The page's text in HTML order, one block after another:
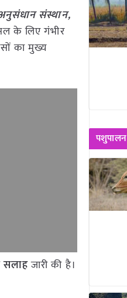
संस्थान,
के लिए गंभीर
का मुख्य
सलाहजारी की है।
पशुपालन